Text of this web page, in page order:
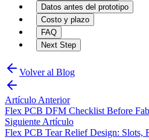
Datos antes del prototipo
Costo y plazo
FAQ
Next Step
Volver al Blog
Artículo Anterior
Flex PCB DFM Checklist Before
Siguiente Artículo
Flex PCB Tear Relief Design: Slots,